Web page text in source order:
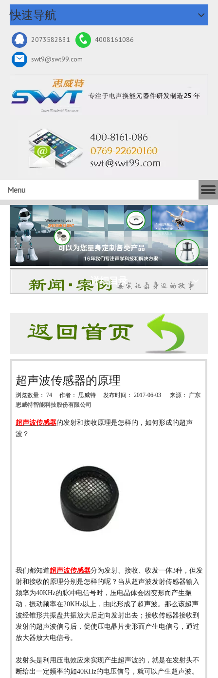
快速导航
2073582831 4008161086
swt9@swt99.com
Menu
详细目录
超声波传感器的原理
浏览数量： 74 作者： 思威特 发布时间： 2017-06-03 来源： 广东
思威特智能科技股份有限公司
超声波传感器的发射和接收原理是怎样的，如何形成的超声
波？
我们都知道超声波传感器分为发射、接收、收发一体3种，但发
射和接收的原理分别是怎样的呢？当从超声波发射传感器输入
频率为40KHz的脉冲电信号时，压电晶体会因变形而产生振
动，振动频率在20KHz以上，由此形成了超声波。那么该超声
波经锥形共振盘共振放大后定向发射出去；接收传感器接收到
发射的超声波信号后，促使压电晶片变形而产生电信号，通过
放大器放大电信号。
发射头是利用压电效应来实现产生超声波的，就是在发射头不
断给出一定频率的如40KHz的电压信号，就可以产生超声波。